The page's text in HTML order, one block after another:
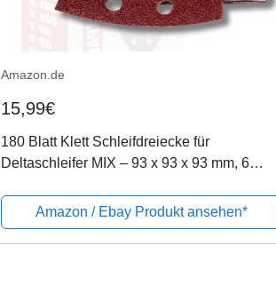
Amazon.de
15,99€
180 Blatt Klett Schleifdreiecke für
Deltaschleifer MIX – 93 x 93 x 93 mm, 6
40/60/80/120/180/240 /...
Amazon / Ebay Produkt ansehen*